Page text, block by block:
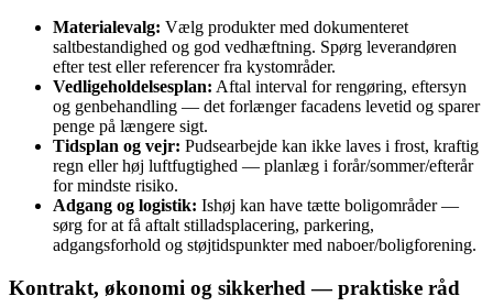
Materialevalg: Vælg produkter med dokumenteret
saltbestandighed og god vedhæftning. Spørg leverandøren
efter test eller referencer fra kystområder.
Vedligeholdelsesplan: Aftal interval for rengøring, eftersyn
og genbehandling — det forlænger facadens levetid og sparer
penge på længere sigt.
Tidsplan og vejr: Pudsearbejde kan ikke laves i frost, kraftig
regn eller høj luftfugtighed — planlæg i forår/sommer/efterår
for mindste risiko.
Adgang og logistik: Ishøj kan have tætte boligområder —
sørg for at få aftalt stilladsplacering, parkering,
adgangsforhold og støjtidspunkter med naboer/boligforening.
Kontrakt, økonomi og sikkerhed — praktiske råd